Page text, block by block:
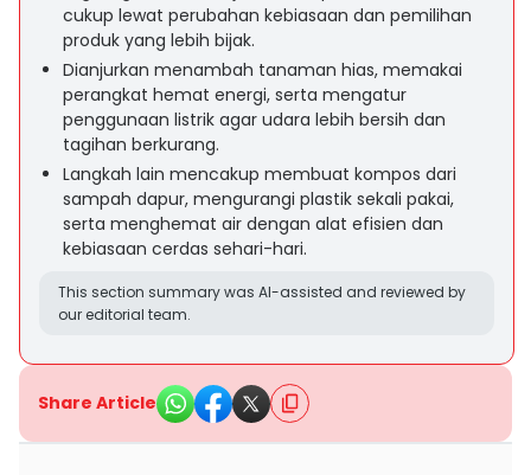
cukup lewat perubahan kebiasaan dan pemilihan
produk yang lebih bijak.
Dianjurkan menambah tanaman hias, memakai
perangkat hemat energi, serta mengatur
penggunaan listrik agar udara lebih bersih dan
tagihan berkurang.
Langkah lain mencakup membuat kompos dari
sampah dapur, mengurangi plastik sekali pakai,
serta menghemat air dengan alat efisien dan
kebiasaan cerdas sehari-hari.
This section summary was AI-assisted and reviewed by
our editorial team.
Share Article